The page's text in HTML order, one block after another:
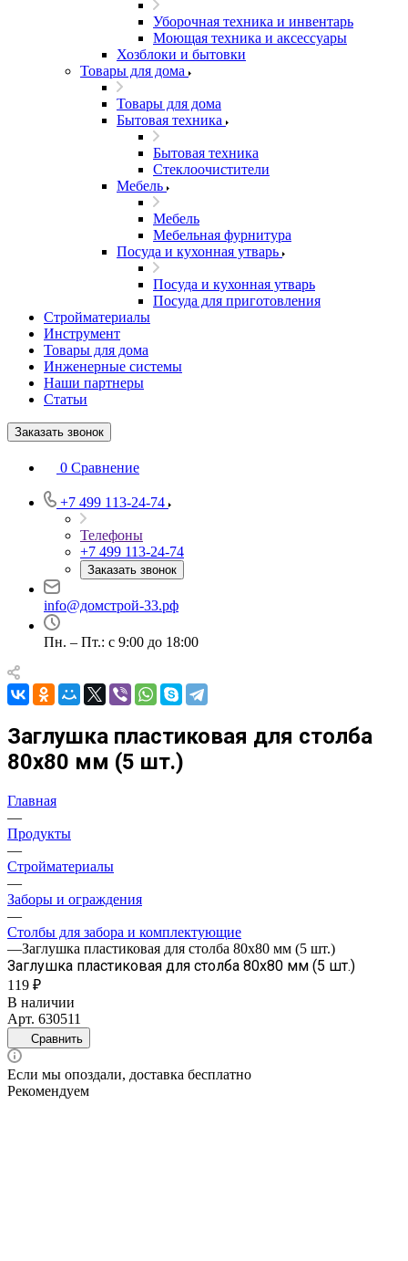
Уборочная техника и инвентарь
Моющая техника и аксессуары
Хозблоки и бытовки
Товары для дома
Товары для дома
Бытовая техника
Бытовая техника
Стеклоочистители
Мебель
Мебель
Мебельная фурнитура
Посуда и кухонная утварь
Посуда и кухонная утварь
Посуда для приготовления
Стройматериалы
Инструмент
Товары для дома
Инженерные системы
Наши партнеры
Статьи
Заказать звонок
0 Сравнение
+7 499 113-24-74
Телефоны
+7 499 113-24-74
Заказать звонок
info@домстрой-33.рф
Пн. – Пт.: с 9:00 до 18:00
Заглушка пластиковая для столба
80х80 мм (5 шт.)
Главная
—
Продукты
—
Стройматериалы
—
Заборы и ограждения
—
Столбы для забора и комплектующие
—Заглушка пластиковая для столба 80х80 мм (5 шт.)
Заглушка пластиковая для столба 80х80 мм (5 шт.)
119 ₽
В наличии
Арт. 630511
Сравнить
Если мы опоздали, доставка бесплатно
Рекомендуем